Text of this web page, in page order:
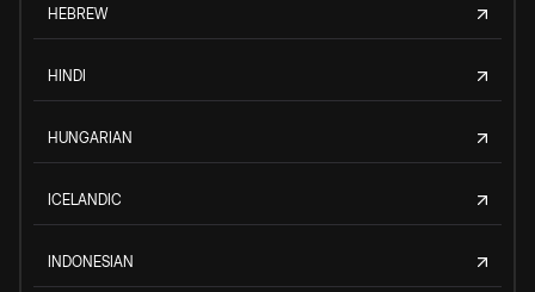
HEBREW
HINDI
HUNGARIAN
ICELANDIC
INDONESIAN